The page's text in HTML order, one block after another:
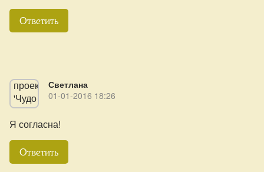
Ответить
Светлана
01-01-2016 18:26
Я согласна!
Ответить